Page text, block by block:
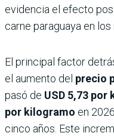
evidencia el efecto
carne paraguaya en
El principal factor
el aumento del precio
pasó de USD 5,73 por
por kilogramo en
cinco años. Este